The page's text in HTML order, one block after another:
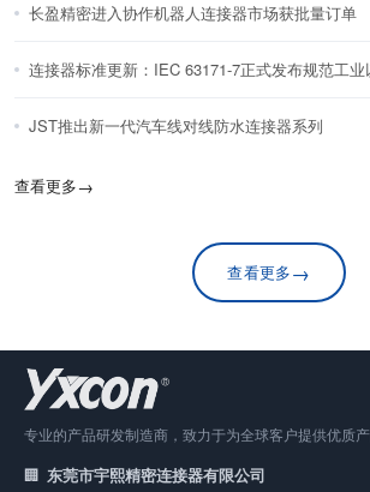
长盈精密进入协作机器人连接器市场获批量订单
连接器标准更新：IEC 63171-7正式发布规范工业
JST推出新一代汽车线对线防水连接器系列
查看更多→
查看更多→
专业的产品研发制造商，致力于为全球客户提供优质产
东莞市宇熙精密连接器有限公司